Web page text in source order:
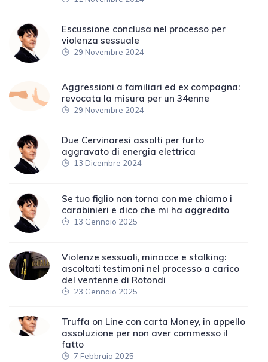
Escussione conclusa nel processo per
violenza sessuale
29 Novembre 2024
Aggressioni a familiari ed ex compagna:
revocata la misura per un 34enne
29 Novembre 2024
Due Cervinaresi assolti per furto
aggravato di energia elettrica
13 Dicembre 2024
Se tuo figlio non torna con me chiamo i
carabinieri e dico che mi ha aggredito
13 Gennaio 2025
Violenze sessuali, minacce e stalking:
ascoltati testimoni nel processo a carico
del ventenne di Rotondi
23 Gennaio 2025
Truffa on Line con carta Money, in appello
assoluzione per non aver commesso il
fatto
7 Febbraio 2025